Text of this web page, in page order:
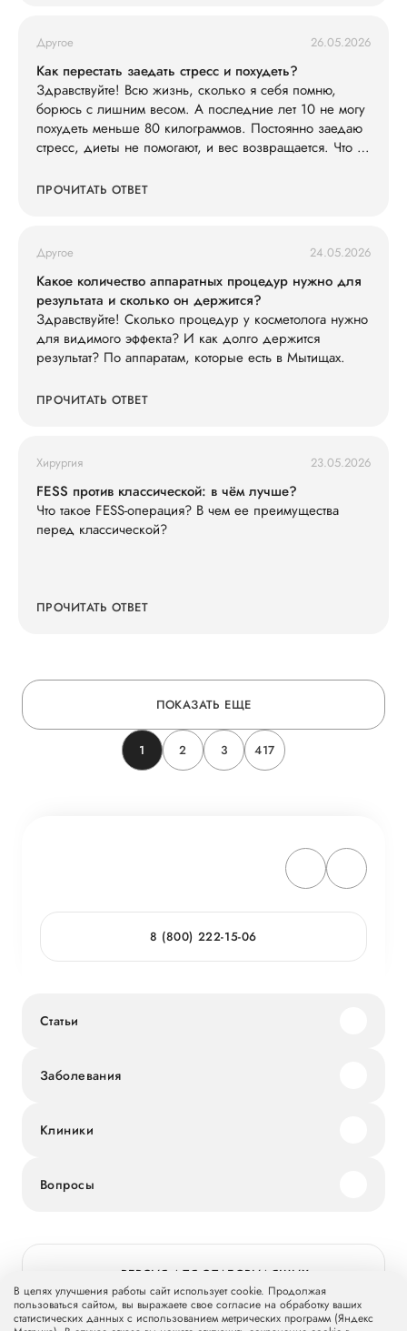
Другое 26.05.2026
Как перестать заедать стресс и похудеть?
Здравствуйте! Всю жизнь, сколько я себя помню,
борюсь с лишним весом. А последние лет 10 не могу
похудеть меньше 80 килограммов. Постоянно заедаю
стресс, диеты не помогают, и вес возвращается. Что со
ПРОЧИТАТЬ ОТВЕТ
Другое 24.05.2026
Какое количество аппаратных процедур нужно для
результата и сколько он держится?
Здравствуйте! Сколько процедур у косметолога нужно
для видимого эффекта? И как долго держится
результат? По аппаратам, которые есть в Мытищах.
ПРОЧИТАТЬ ОТВЕТ
Хирургия 23.05.2026
FESS против классической: в чём лучше?
Что такое FESS-операция? В чем ее преимущества
перед классической?
ПРОЧИТАТЬ ОТВЕТ
ПОКАЗАТЬ ЕЩЕ
1 2 3 417
8 (800) 222-15-06
Статьи
Заболевания
Клиники
Вопросы
ВЕРСИЯ ДЛЯ СЛАБОВИДЯЩИХ
В целях улучшения работы сайт использует cookie. Продолжая
пользоваться сайтом, вы выражаете свое согласие на обработку ваших
статистических данных с использованием метрических программ (Яндекс